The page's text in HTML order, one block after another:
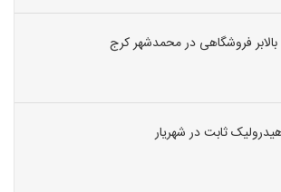
فروشگاهی در محمدشهر کرج
هیدرولیک ثابت در شهریار